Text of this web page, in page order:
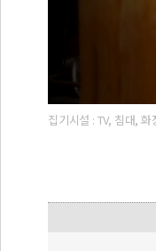
집기시설 : TV, 침대,